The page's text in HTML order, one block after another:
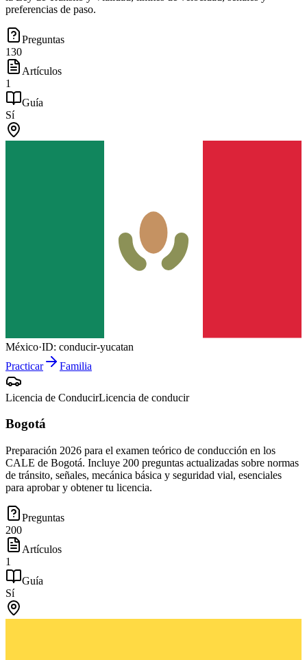
preferencias de paso.
Preguntas
130
Artículos
1
Guía
Sí
México·ID: conducir-yucatan
Practicar
Familia
Licencia de ConducirLicencia de conducir
Bogotá
Preparación 2026 para el examen teórico de conducción en los
CALE de Bogotá. Incluye 200 preguntas actualizadas sobre normas
de tránsito, señales, mecánica básica y seguridad vial, esenciales
para aprobar y obtener tu licencia.
Preguntas
200
Artículos
1
Guía
Sí